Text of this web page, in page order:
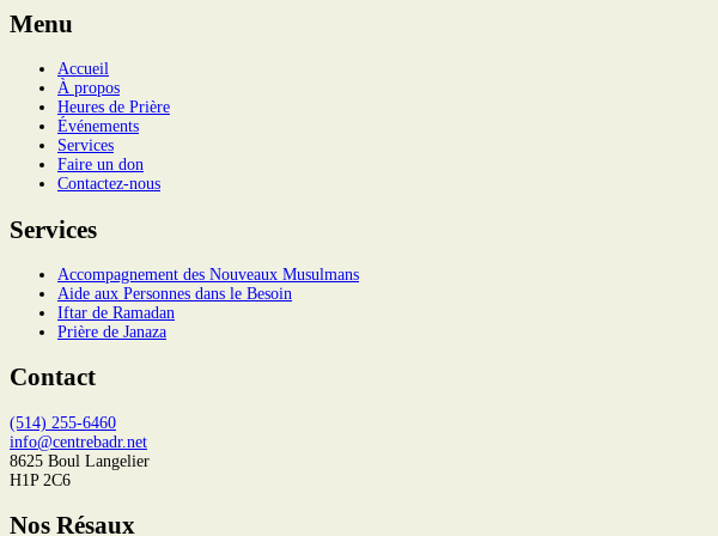
Menu
Accueil
À propos
Heures de Prière
Événements
Services
Faire un don
Contactez-nous
Services
Accompagnement des Nouveaux Musulmans
Aide aux Personnes dans le Besoin
Iftar de Ramadan
Prière de Janaza
Contact
(514) 255-6460
info@centrebadr.net
8625 Boul Langelier
H1P 2C6
Nos Résaux